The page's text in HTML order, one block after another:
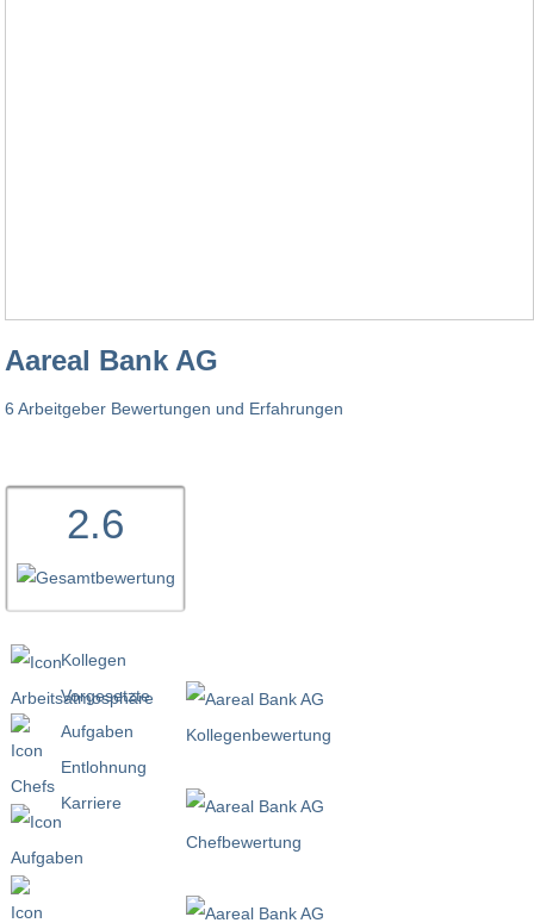
Aareal Bank AG
6 Arbeitgeber Bewertungen und Erfahrungen
2.6
Kollegen
Vorgesetzte
Aufgaben
Entlohnung
Karriere